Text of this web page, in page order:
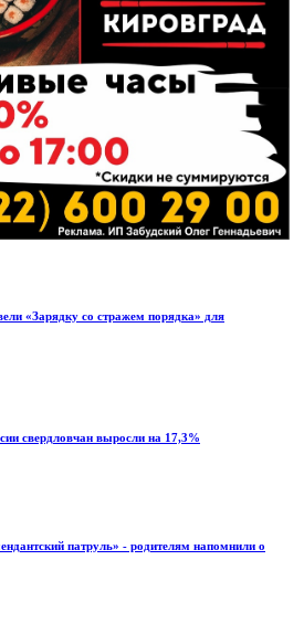
«Зарядку со стражем порядка» для
свердловчан выросли на 17,3%
патруль» - родителям напомнили о